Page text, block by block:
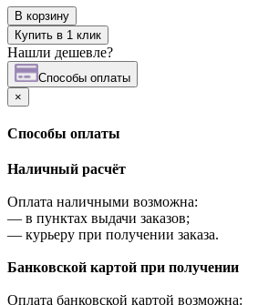
В корзину
Купить в 1 клик
Нашли дешевле?
Cпособы оплаты
×
Cпособы оплаты
Наличный расчёт
Оплата наличными возможна:
— в пунктах выдачи заказов;
— курьеру при получении заказа.
Банковской картой при получении
Оплата банковской картой возможна: